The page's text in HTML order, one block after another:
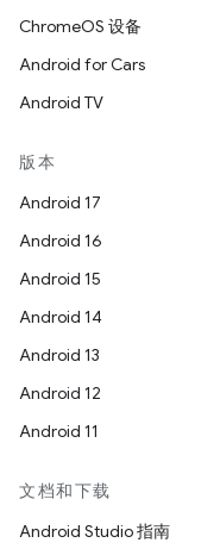
ChromeOS 设备
Android for Cars
Android TV
版本
Android 17
Android 16
Android 15
Android 14
Android 13
Android 12
Android 11
文档和下载
Android Studio 指南